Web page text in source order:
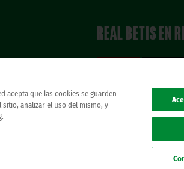
REAL BETIS EN
acepta que las cookies se guarden
analizar el uso del mismo, y